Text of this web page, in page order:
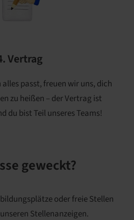
Vertrag
alles passt, freuen wir uns, dich
zu heißen – der Vertrag ist
du bist Teil unseres Teams!
geweckt?
oder freie Stellen
unseren Stellenanzeigen.